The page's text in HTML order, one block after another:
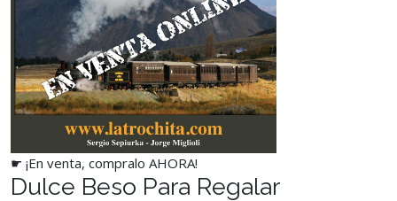
☛ ¡En venta, compralo AHORA!
Dulce Beso Para Regalar